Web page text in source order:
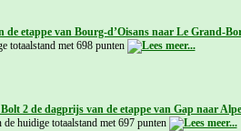
de etappe van Bourg-d’Oisans naar Le Grand-
totaalstand met 698 punten
2 de dagprijs van de etappe van Gap naar
huidige totaalstand met 697 punten